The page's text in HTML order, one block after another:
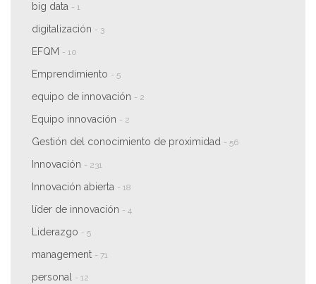
big data - 1
digitalización - 3
EFQM - 10
Emprendimiento - 5
equipo de innovación - 2
Equipo innovación - 2
Gestión del conocimiento de proximidad - 56
Innovación - 231
Innovación abierta - 18
líder de innovación - 4
Liderazgo - 5
management - 71
personal - 12